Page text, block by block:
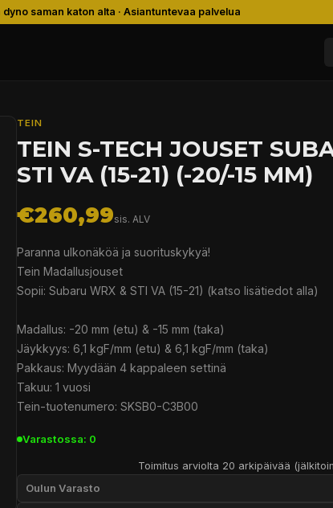
saman katon alta · Asiantuntevaa palvelua
TEIN
TEIN S-TECH JOUSET
STI VA (15-21) (-20/-15 MM)
€260,99sis. ALV
Paranna ulkonäköä ja suorituskykyä!
Tein Madallusjouset
Sopii: Subaru WRX & STI VA (15-21) (katso lisätiedot alla)
Madallus: -20 mm (etu) & -15 mm (taka)
Jäykkyys: 6,1 kgF/mm (etu) & 6,1 kgF/mm (taka)
Pakkaus: Myydään 4 kappaleen settinä
Takuu: 1 vuosi
Tein-tuotenumero: SKSB0-C3B00
Varastossa: 0
Toimitus arviolta 20 arkipäivää
Oulun Varasto